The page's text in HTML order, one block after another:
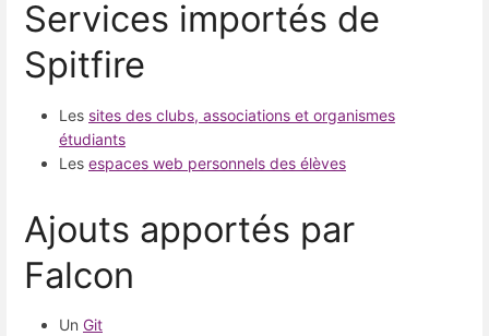
Services importés de
Spitfire
Les sites des clubs, associations et organismes
étudiants
Les espaces web personnels des élèves
Ajouts apportés par
Falcon
Un Git